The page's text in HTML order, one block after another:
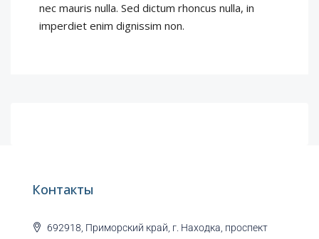
nec mauris nulla. Sed dictum rhoncus nulla, in
imperdiet enim dignissim non.
Контакты
692918, Приморский край, г. Находка, проспект